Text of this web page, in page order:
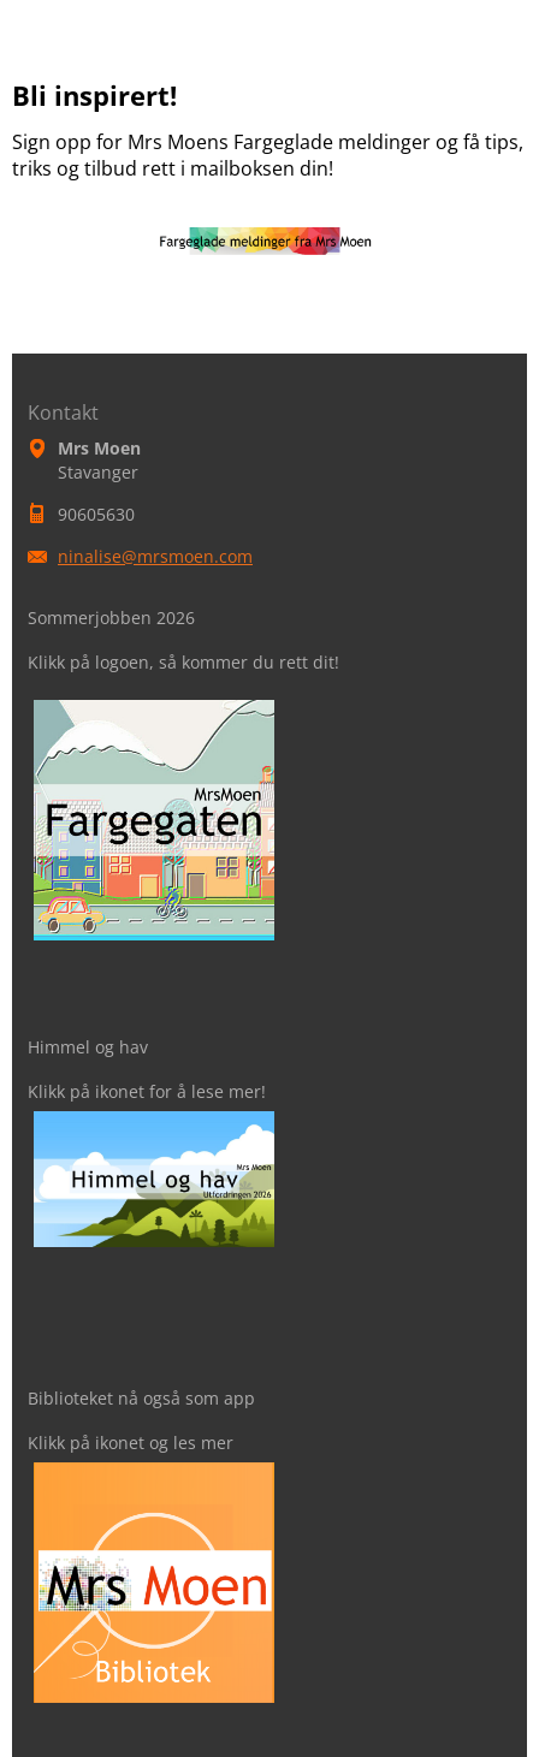
Bli inspirert!
Sign opp for Mrs Moens Fargeglade meldinger og få tips,
triks og tilbud rett i mailboksen din!
Kontakt
Mrs Moen
Stavanger
90605630
ninalise@mrsmoen.com
Sommerjobben 2026
Klikk på logoen, så kommer du rett dit!
Himmel og hav
Klikk på ikonet for å lese mer!
Biblioteket nå også som app
Klikk på ikonet og les mer